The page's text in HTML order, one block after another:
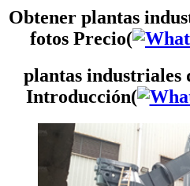
Obtener plantas
fotos Precio(
plantas industriales
Introducción(